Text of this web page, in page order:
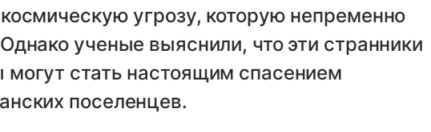
угрозу, которую непременно
ученые выяснили, что эти странники
стать настоящим спасением
поселенцев.